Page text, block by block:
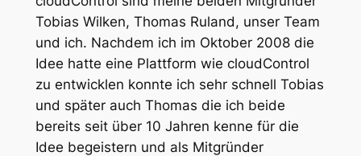
Tobias Wilken, Thomas Ruland, unser Team
und ich. Nachdem ich im Oktober 2008 die
Idee hatte eine Plattform wie cloudControl
zu entwicklen konnte ich sehr schnell Tobias
und später auch Thomas die ich beide
bereits seit über 10 Jahren kenne für die
Idee begeistern und als Mitgründer